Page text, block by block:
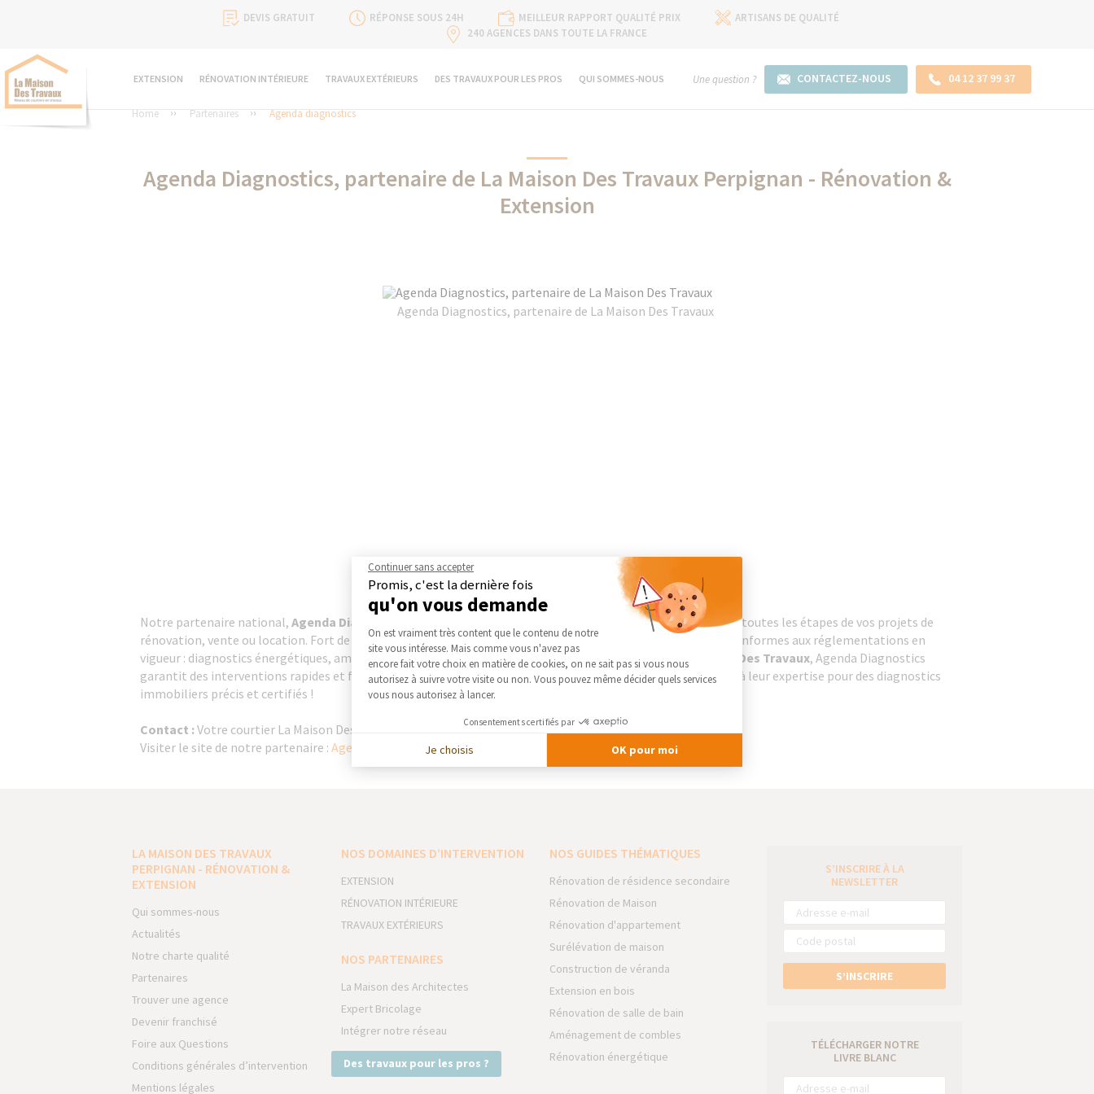
DEVIS GRATUIT RÉPONSE SOUS 24H MEILLEUR RAPPORT QUALITÉ PRIX
ARTISANS DE QUALITÉ
240 AGENCES DANS TOUTE LA FRANCE
EXTENSION RÉNOVATION INTÉRIEURE TRAVAUX EXTÉRIEURS DES TRAVAUX POUR LES PROS QUI SOMMES-NOUS Une question ? CONTACTEZ-NOUS 04 12 37 99 37
Home Partenaires Agenda diagnostics
Agenda Diagnostics, partenaire de La Maison Des Travaux Perpignan - Rénovation &
Extension
Agenda Diagnostics, partenaire de La Maison Des Travaux
Notre partenaire national, Agenda Diagnostics
, expert en diagnostics immobiliers, vous accompagne dans toutes les étapes de vos projets de
rénovation, vente ou location. Fort de son réseau national, Agenda Diagnostics réalise de complets bilans conformes aux réglementations en
vigueur : diagnostics énergétiques, amiante, plomb, termites et plus encore. En partenariat avecLa Maison Des Travaux, Agenda Diagnostics
garantit des interventions rapides et fiables pour sécuriser vos transactions et vos travaux. Faites confiance à leur expertise pour des diagnostics
immobiliers précis et certifiés !
Contact :Votre courtier La Maison Des Travaux
Visiter le site de notre partenaire : Agenda Diagnostics —
LA MAISON DES TRAVAUX
PERPIGNAN - RÉNOVATION &
EXTENSION
Qui sommes-nous
Actualités
Notre charte qualité
Partenaires
Trouver une agence
Devenir franchisé
Foire aux Questions
Conditions générales d’intervention
Mentions légales
NOS DOMAINES D’INTERVENTION
EXTENSION
RÉNOVATION INTÉRIEURE
TRAVAUX EXTÉRIEURS
NOS PARTENAIRES
La Maison des Architectes
Expert Bricolage
Intégrer notre réseau
Des travaux pour les pros ?
NOS GUIDES THÉMATIQUES
Rénovation de résidence secondaire
Rénovation de Maison
Rénovation d'appartement
Surélévation de maison
Construction de véranda
Extension en bois
Rénovation de salle de bain
Aménagement de combles
Rénovation énergétique
S’INSCRIRE À LA
NEWSLETTER
S’INSCRIRE
TÉLÉCHARGER NOTRE
LIVRE BLANC
Continuer sans accepter
Promis, c'est la dernière fois
qu'on vous demande
Plateforme de Gestion du Consentement : Personnalisez vos Options
On est vraiment très content que le contenu de notre
site vous intéresse. Mais comme vous n'avez pas
encore fait votre choix en matière de cookies, on ne sait pas si vous nous
autorisez à suivre votre visite ou non. Vous pouvez même décider quels services
vous nous autorisez à lancer.
Consentements certifiés par
Je choisis OK pour moi
Axeptio consent